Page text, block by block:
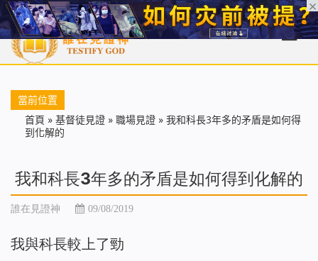
首頁 每日靈糧 天國福音 基督徒見證 信仰解答 聖經
當前位置
首頁 » 基督徒見證 » 職場見證 » 我和科長3年多的矛盾是如何得
到化解的
我和科長3年多的矛盾是如何得到化解的
誰在見證神 09/08/2019
我與科長較上了勁